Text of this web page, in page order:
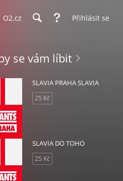
O2.cz Přihlásit se
se vám líbit
SLAVIA PRAHA SLAVIA
25 Kč
SLAVIA DO TOHO
25 Kč